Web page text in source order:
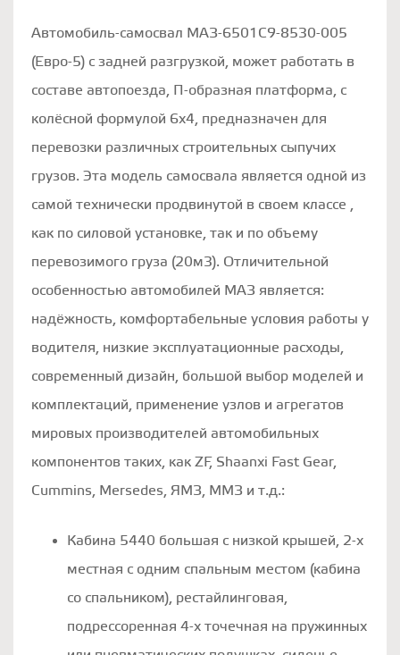
Автомобиль-самосвал МАЗ-6501С9-8530-005
(Евро-5) с задней разгрузкой, может работать в
составе автопоезда, П-образная платформа, с
колёсной формулой 6х4, предназначен для
перевозки различных строительных сыпучих
грузов. Эта модель самосвала является одной из
самой технически продвинутой в своем классе ,
как по силовой установке, так и по объему
перевозимого груза (20м3). Отличительной
особенностью автомобилей МАЗ является:
надёжность, комфортабельные условия работы у
водителя, низкие эксплуатационные расходы,
современный дизайн, большой выбор моделей и
комплектаций, применение узлов и агрегатов
мировых производителей автомобильных
компонентов таких, как ZF, Shaanxi Fast Gear,
Cummins, Mersedes, ЯМЗ, ММЗ и т.д.:
Кабина 5440 большая с низкой крышей, 2-х
местная с одним спальным местом (кабина
со спальником), рестайлинговая,
подрессоренная 4-х точечная на пружинных